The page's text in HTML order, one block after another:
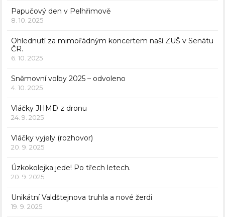
Papučový den v Pelhřimově
8. 10. 2025
Ohlednutí za mimořádným koncertem naší ZUŠ v Senátu
ČR.
6. 10. 2025
Sněmovní volby 2025 – odvoleno
4. 10. 2025
Vláčky JHMD z dronu
24. 9. 2025
Vláčky vyjely (rozhovor)
20. 9. 2025
Úzkokolejka jede! Po třech letech.
20. 9. 2025
Unikátní Valdštejnova truhla a nové žerdi
19. 9. 2025